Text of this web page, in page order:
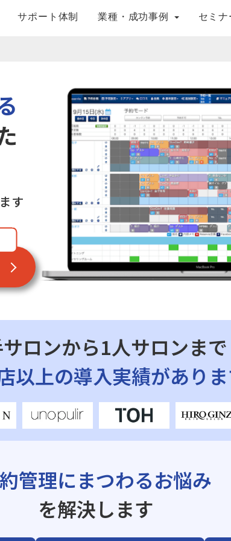
サポート体制 業種・成功事例 セミ
す
ロンから1人サロンまで
以上の導入実績があり
管理にまつわるお悩み
を解決します